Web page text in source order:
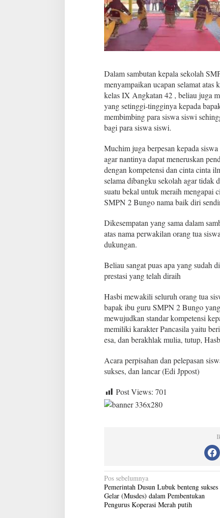
Dalam sambutan kepala sekolah
menyampaikan ucapan selamat
kelas IX Angkatan 42 , beliau juga
yang setinggi-tingginya kepada
membimbing para siswa siswi
bagi para siswa siswi.
Muchim juga berpesan kepada
agar nantinya dapat meneruskan
dengan kompetensi dan cinta cinta
selama dibangku sekolah agar tidak
suatu bekal untuk meraih mengapai
SMPN 2 Bungo nama baik diri
Dikesempatan yang sama dalam
atas nama perwakilan orang tua
dukungan.
Beliau sangat puas apa yang sudah
prestasi yang telah diraih
Hasbi mewakili seluruh orang tua
bapak ibu guru SMPN 2 Bungo
mewujudkan standar kompetensi
memiliki karakter Pancasila yaitu
esa, dan berakhlak mulia, tutup,
Acara perpisahan dan pelepasan
sukses, dan lancar (Edi Jppost)
Post Views: 701
N
a
v
Pos sebelumnya
Pemerintah Dusun Lubuk benteng sukses
Gelar (Musdes) dalam Pembentukan
Pengurus Koperasi Merah putih